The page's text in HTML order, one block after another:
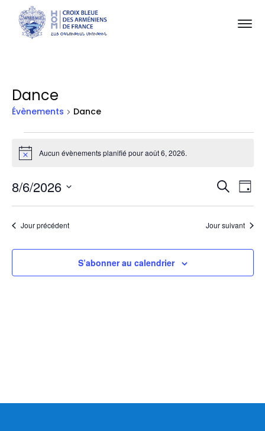
Dance
Évènements Dance
Évènements
for
août
6,
2026
Notice Aucun évènements planifié pour août 6, 2026.
et
Jour
8/6/2026
Sélectionnez
date.
Jour précédent Jour suivant
S’abonner au calendrier